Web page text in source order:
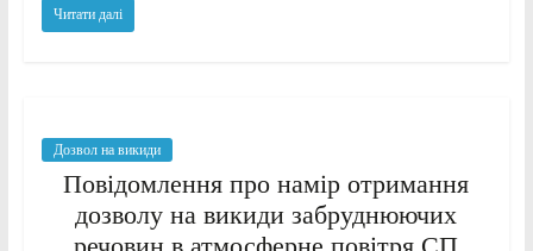
Читати далі
Дозвол на викиди
Повідомлення про намір отримання
дозволу на викиди забруднюючих